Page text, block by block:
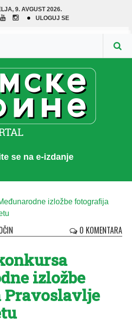
9. AVGUST 2026.
ULOGUJ SE
se na e-izdanje
0 KOMENTARA
izložbe